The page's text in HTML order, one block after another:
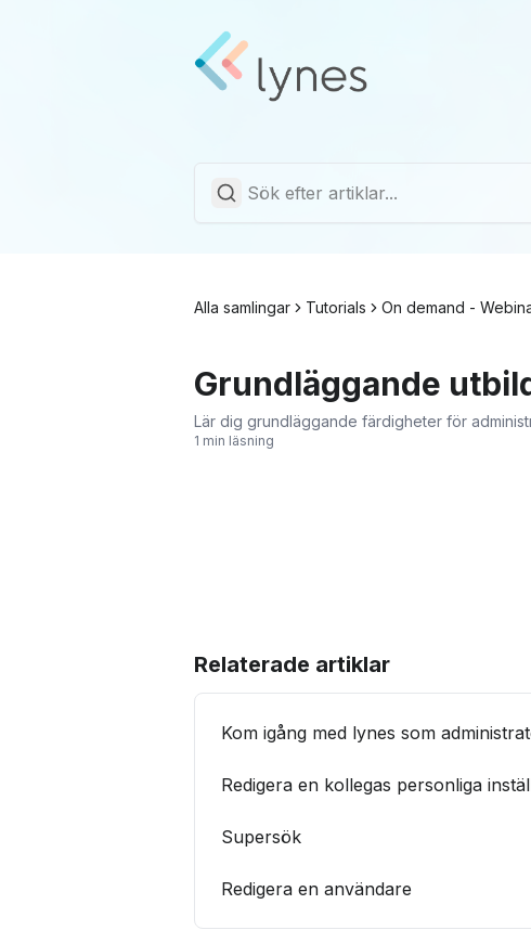
Alla samlingar Tutorials On demand -
Grundläggande
Lär dig grundläggande färdigheter för
1 min läsning
Relaterade artiklar
Kom igång med lynes som
Redigera en kollegas personliga
Supersök
Redigera en användare